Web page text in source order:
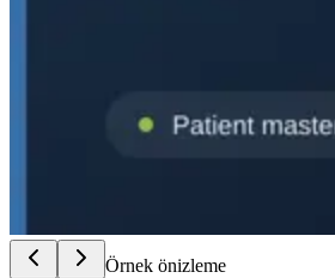
Örnek önizleme